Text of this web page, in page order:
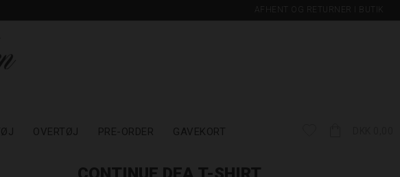
AFHENT OG RETURNER I BUTIK
OVERTØJ PRE-ORDER GAVEKORT